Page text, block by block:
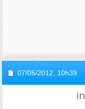
07/05/2012, 10h39